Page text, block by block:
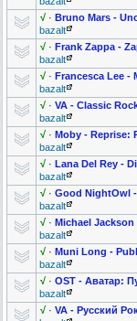
√ · Bruno Mars -
bazalt
√ · Frank Zappa -
bazalt
√ · Francesca Lee -
bazalt
√ · VA - Classic
bazalt
√ · Moby - Reprise:
bazalt
√ · Lana Del Rey -
bazalt
√ · Good NightOwl
bazalt
√ · Michael Jackson
bazalt
√ · Muni Long -
bazalt
√ · OST - Аватар:
bazalt
√ · VA - Русский